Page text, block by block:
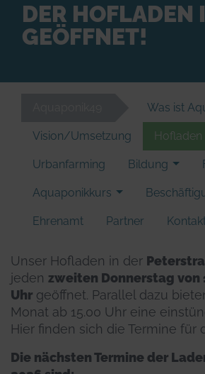
DER HOFLADEN
GEÖFFNET!
Was ist
Vision/Umsetzung Hofladen
Urbanfarming Bildung
Aquaponikkurs
Ehrenamt Partner
Unser Hofladen in der
jeden zweiten Donnerstag von
Uhr geöffnet. Parallel dazu
Monat ab 15.00 Uhr eine
Hier finden sich die Termine für
Die nächsten Termine der